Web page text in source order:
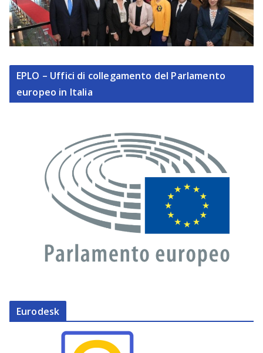
EPLO – Uffici di collegamento del Parlamento
europeo in Italia
Eurodesk